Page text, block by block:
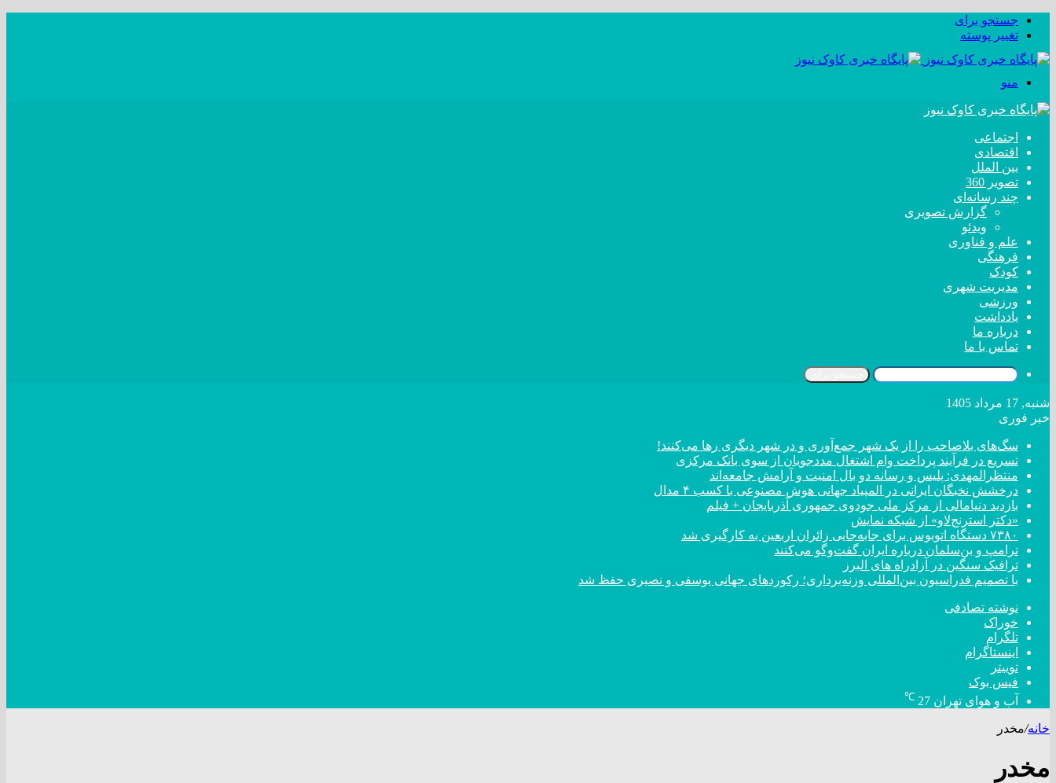
جستجو برای
تغییر پوسته
منو
اجتماعی
اقتصادی
بین الملل
تصویر 360
چند رسانه‌ای
گزارش تصویری
ویدئو
علم و فناوری
فرهنگی
کودک
مدیریت شهری
ورزشی
یادداشت
درباره ما
تماس با ما
شنبه, 17 مرداد 1405
خبر فوری
سگ‌های بلاصاحب را از یک شهر جمع‌آوری و در شهر دیگری رها می‌کنند!
تسریع در فرآیند پرداخت وام اشتغال مددجویان از سوی بانک مرکزی
منتظرالمهدی: پلیس و رسانه دو بال امنیت و آرامش جامعه‌اند
درخشش نخبگان ایرانی در المپیاد جهانی هوش مصنوعی با کسب ۴ مدال
بازدید دنیامالی از مرکز ملی جودوی جمهوری آذربایجان + فیلم
«دکتر استرنج‌لاو» از شبکه نمایش
۷۳۸۰ دستگاه اتوبوس برای جابه‌جایی زائران اربعین به کارگیری شد
ترامپ و بن‌سلمان درباره ایران گفت‌و‌گو می‌کنند
ترافیک سنگین در آزادراه های البرز
با تصمیم فدراسیون بین‌المللی وزنه‌برداری؛ رکورد‌های جهانی یوسفی و نصیری حفظ شد
نوشته تصادفی
خوراک
تلگرام
اینستاگرام
توییتر
فیس بوک
آب و هوای تهران 27
℃
خانه/مخدر
مخدر